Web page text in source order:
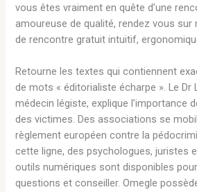
vous êtes vraiment en quête d’une
amoureuse de qualité, rendez vous
de rencontre gratuit intuitif,
Retourne les textes qui contiennent
de mots « éditorialiste écharpe ». Le Dr
médecin légiste, explique l’importance
des victimes. Des associations se
règlement européen contre la
cette ligne, des psychologues, juristes
outils numériques sont disponibles
questions et conseiller. Omegle